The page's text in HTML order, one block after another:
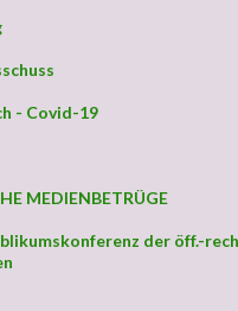
- Covid-19
MEDIENBETRÜGE
der öff.-